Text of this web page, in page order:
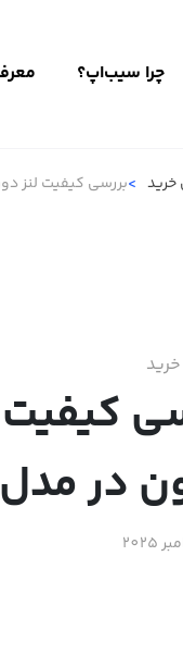
چرا سیب‌اپ؟
خرید بررسی کیفیت لنز
کیفیت
در